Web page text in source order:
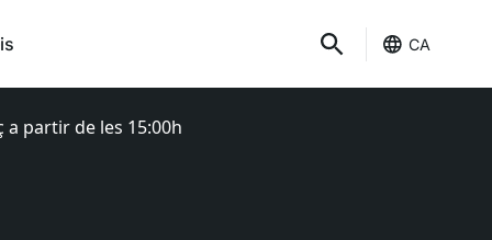
CA
a partir de les 15:00h